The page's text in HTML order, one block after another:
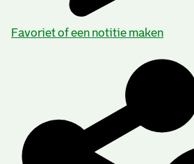
Favoriet of een notitie maken